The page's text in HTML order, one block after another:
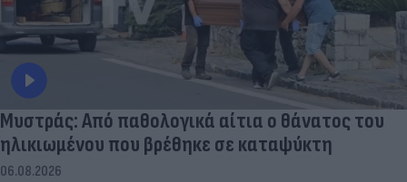
Μυστράς: Από παθολογικά αίτια ο θάνατος του
ηλικιωμένου που βρέθηκε σε καταψύκτη
06.08.2026